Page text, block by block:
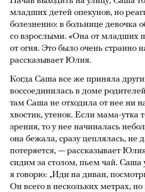
младших детей опекунов, но
болезненно: в больнице девочка
со взрослыми. «Она от младших
от огня. Это было очень странно
рассказывает Юлия.
Когда Саша все же приняла
воссоединилась в доме
там Саша не отходила от нее ни
хвостик, утенок. Если мама-утка
зрения, то у нее начиналась
она бежала, сразу цеплялась, не
потеряется, — рассказывает
сидим за столом, пьем чай. Саша
я говорю: „Иди на диван,
Он всего в нескольких метрах, но